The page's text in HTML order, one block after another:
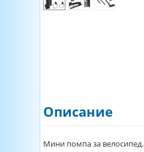
Описание
Мини помпа за велосипед.